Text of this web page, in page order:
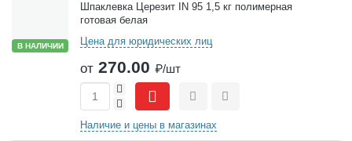
В НАЛИЧИИ
Шпаклевка Церезит IN 95 1,5 кг полимерная
готовая белая
Цена для юридических лиц
от 270.00 ₽/шт
-
+
СравнитьОтложить
Наличие и цены в магазинах